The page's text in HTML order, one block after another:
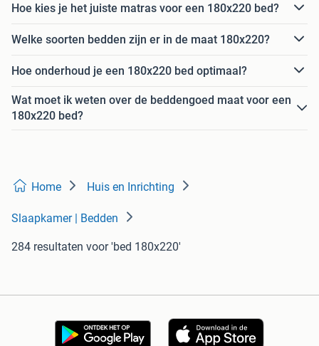
Hoe kies je het juiste matras voor een 180x220 bed?
Welke soorten bedden zijn er in de maat 180x220?
Hoe onderhoud je een 180x220 bed optimaal?
Wat moet ik weten over de beddengoed maat voor een
180x220 bed?
Home Huis en Inrichting
Slaapkamer | Bedden
284 resultaten voor 'bed 180x220'